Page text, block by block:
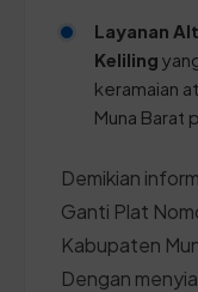
Layanan
Keliling
keramaian
Muna Barat
Demikian
Ganti Plat
Kabupaten
Dengan